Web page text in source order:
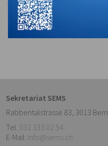
Sekretariat SEMS
Rabbentalstrasse 83, 3013 Bern
Tel. 031 333 02 54
E-Mail: info@sems.ch